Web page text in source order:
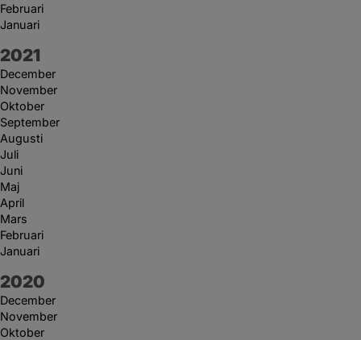
Februari
Januari
År:
2021
December
November
Oktober
September
Augusti
Juli
Juni
Maj
April
Mars
Februari
Januari
År:
2020
December
November
Oktober